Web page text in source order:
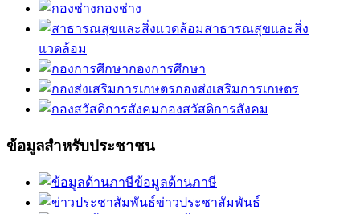
กองช่าง
สาธารณสุขและสิ่ง
แวดล้อม
กองการศึกษา
กองส่งเสริมการเกษตร
กองสวัสดิการสังคม
ข้อมูลสำหรับประชาชน
ข้อมูลด้านภาษี
ข่าวประชาสัมพันธ์